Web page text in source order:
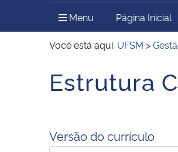
Ministério do Meio Ambiente
Secretaria de Governo
Menu Menu Principal
Página Inicial
Você está aqui: UFSM >
Início do conteúdo
Estrutura
Versão do currículo